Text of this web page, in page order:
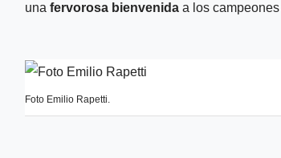
una fervorosa bienvenida a los
Foto Emilio Rapetti.